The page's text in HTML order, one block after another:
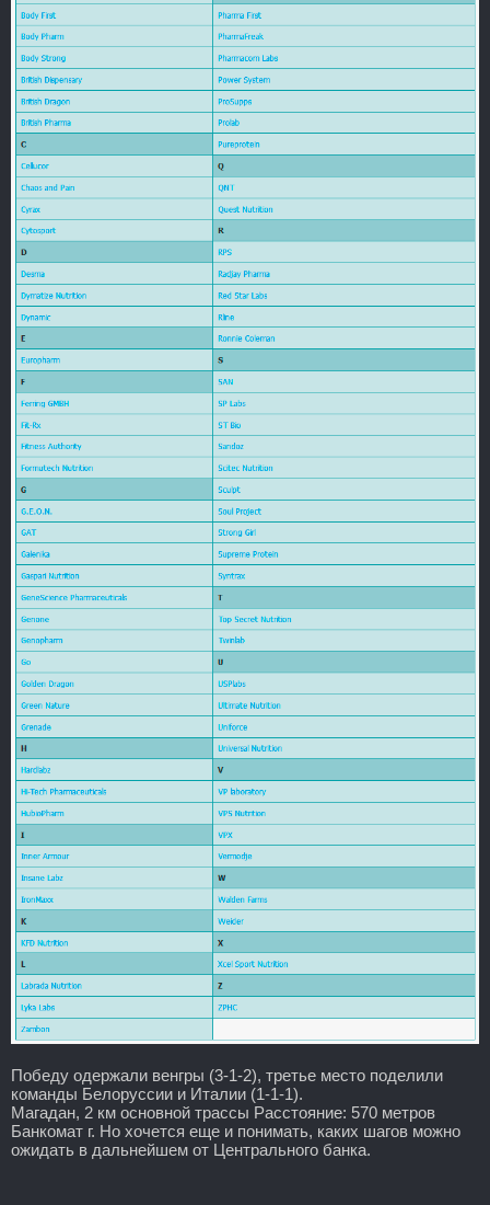
Победу одержали венгры (3-1-2), третье место поделили
команды Белоруссии и Италии (1-1-1).
Магадан, 2 км основной трассы Расстояние: 570 метров
Банкомат г. Но хочется еще и понимать, каких шагов можно
ожидать в дальнейшем от Центрального банка.